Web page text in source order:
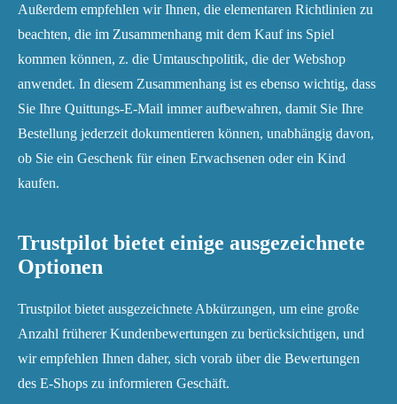
Außerdem empfehlen wir Ihnen, die elementaren Richtlinien zu
beachten, die im Zusammenhang mit dem Kauf ins Spiel
kommen können, z. die Umtauschpolitik, die der Webshop
anwendet. In diesem Zusammenhang ist es ebenso wichtig, dass
Sie Ihre Quittungs-E-Mail immer aufbewahren, damit Sie Ihre
Bestellung jederzeit dokumentieren können, unabhängig davon,
ob Sie ein Geschenk für einen Erwachsenen oder ein Kind
kaufen.
Trustpilot bietet einige ausgezeichnete
Optionen
Trustpilot bietet ausgezeichnete Abkürzungen, um eine große
Anzahl früherer Kundenbewertungen zu berücksichtigen, und
wir empfehlen Ihnen daher, sich vorab über die Bewertungen
des E-Shops zu informieren Geschäft.